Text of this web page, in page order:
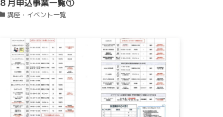
８月申込事業一覧①
講座・イベント一覧